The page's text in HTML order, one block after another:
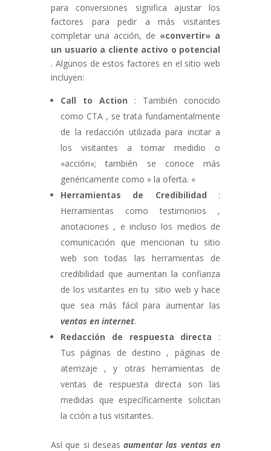
para conversiones significa ajustar los
factores para pedir a más visitantes
completar una acción, de «convertir» a
un usuario a cliente activo o potencial
. Algunos de estos factores en el sitio web
incluyen:
Call to Action : También conocido
como CTA , se trata fundamentalmente
de la redacción utilizada para incitar a
los visitantes a tomar medidio o
«acción»; también se conoce más
genéricamente como » la oferta. «
Herramientas de Credibilidad :
Herramientas como testimonios ,
anotaciones , e incluso los medios de
comunicación que mencionan tu sitio
web son todas las herramientas de
credibilidad que aumentan la confianza
de los visitantes en tu sitio web y hace
que sea más fácil para aumentar las
ventas en internet.
Redacción de respuesta directa :
Tus páginas de destino , páginas de
aterrizaje , y otras herramientas de
ventas de respuesta directa son las
medidas que específicamente solicitan
la cción a tus visitantes.
Así que si deseasaumentar las ventas en